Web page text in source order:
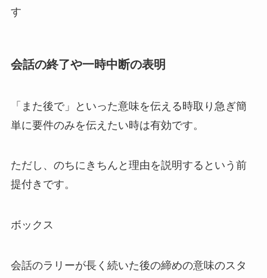
す
会話の終了や一時中断の表明
「また後で」といった意味を伝える時取り急ぎ簡
単に要件のみを伝えたい時は有効です。
ただし、のちにきちんと理由を説明するという前
提付きです。
ボックス
会話のラリーが長く続いた後の締めの意味のスタ